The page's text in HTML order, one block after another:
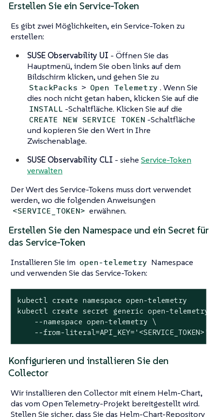
Erstellen Sie ein Service-Token
Es gibt zwei Möglichkeiten, ein Service-Token zu
erstellen:
SUSE Observability UI - Öffnen Sie das
Hauptmenü, indem Sie oben links auf dem
Bildschirm klicken, und gehen Sie zu
StackPacks > Open Telemetry . Wenn Sie
dies noch nicht getan haben, klicken Sie auf die
INSTALL -Schaltfläche. Klicken Sie auf die
CREATE NEW SERVICE TOKEN -Schaltfläche
und kopieren Sie den Wert in Ihre
Zwischenablage.
SUSE Observability CLI - siehe Service-Token
verwalten
Der Wert des Service-Tokens muss dort verwendet
werden, wo die folgenden Anweisungen
<SERVICE_TOKEN> erwähnen.
Erstellen Sie den Namespace und ein Secret für
das Service-Token
Installieren Sie im open-telemetry Namespace
und verwenden Sie das Service-Token:
kubectl create namespace open-telemetry
kubectl create secret generic open-
    --namespace open-telemetry \
    --from-literal=API_KEY=
'<SERVICE_TOKEN>'
Konfigurieren und installieren Sie den
Collector
Wir installieren den Collector mit einem Helm-Chart,
das vom Open Telemetry-Projekt bereitgestellt wird.
Stellen Sie sicher, dass Sie das Helm-Chart-Repository